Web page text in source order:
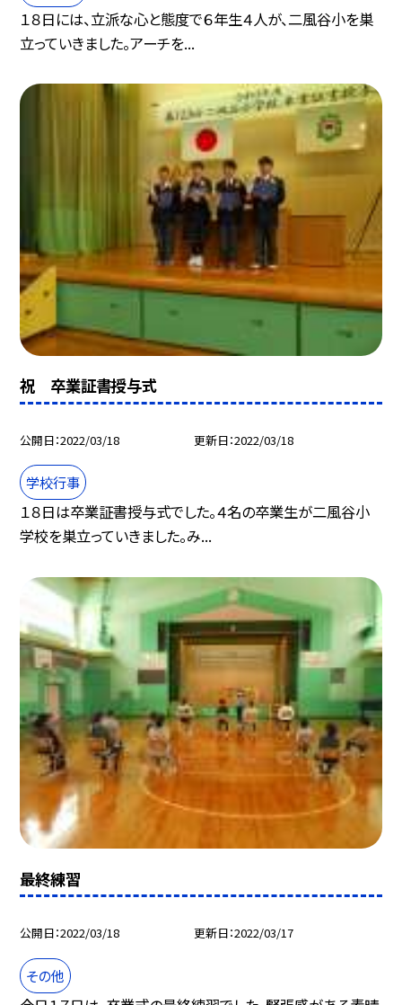
１８日には、立派な心と態度で６年生４人が、二風谷小を巣
立っていきました。アーチを...
祝 卒業証書授与式
公開日 2022/03/18 更新日 2022/03/18
学校行事
１８日は卒業証書授与式でした。４名の卒業生が二風谷小
学校を巣立っていきました。み...
最終練習
公開日 2022/03/18 更新日 2022/03/17
その他